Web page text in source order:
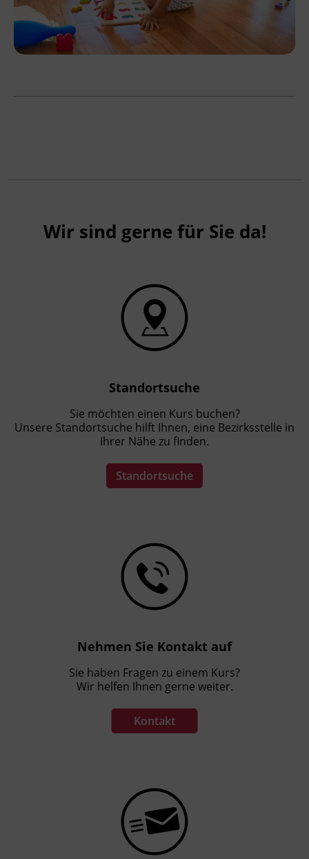
Wir sind gerne für Sie da!
Standortsuche
Sie möchten einen Kurs buchen?
Unsere Standortsuche hilft Ihnen, eine Bezirksstelle in
Ihrer Nähe zu finden.
Standortsuche
Nehmen Sie Kontakt auf
Sie haben Fragen zu einem Kurs?
Wir helfen Ihnen gerne weiter.
Kontakt